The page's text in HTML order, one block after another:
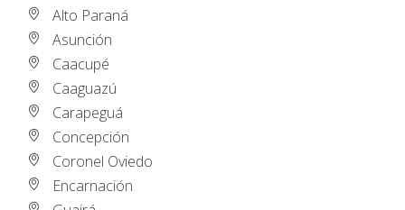
Alto Paraná
Asunción
Caacupé
Caaguazú
Carapeguá
Concepción
Coronel Oviedo
Encarnación